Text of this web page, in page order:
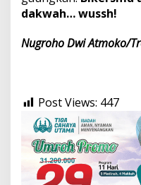
dakwah… wussh!
Nugroho Dwi Atmoko/
Post Views: 447